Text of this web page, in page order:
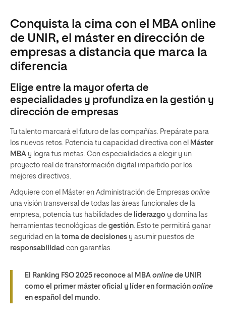
Conquista la cima con el MBA online
de UNIR, el máster en dirección de
empresas a distancia que marca la
diferencia
Elige entre la mayor oferta de
especialidades y profundiza en la gestión y
dirección de empresas
Tu talento marcará el futuro de las compañías. Prepárate para
los nuevos retos. Potencia tu capacidad directiva con el Máster
MBA y logra tus metas. Con especialidades a elegir y un
proyecto real de transformación digital impartido por los
mejores directivos.
Adquiere con el Máster en Administración de Empresas online
una visión transversal de todas las áreas funcionales de la
empresa, potencia tus habilidades de liderazgo y domina las
herramientas tecnológicas de gestión. Esto te permitirá ganar
seguridad en la toma de decisiones y asumir puestos de
responsabilidad con garantías.
El Ranking FSO 2025 reconoce al MBA online de UNIR
como el primer máster oficial y líder en formación online
en español del mundo.